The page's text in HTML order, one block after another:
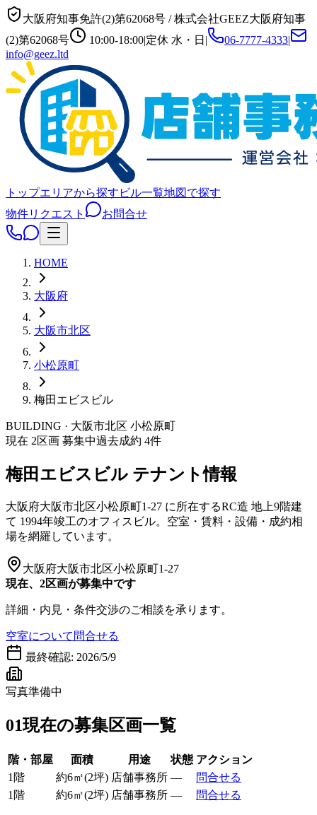
大阪府知事免許(2)第62068号 /株式会社GEEZ大阪府知事
(2)第62068号
10:00-18:00|定休 水・日 | 06-7777-4333|
info@geez.ltd
トップエリアから探す ビル一覧地図で探す
物件リクエスト
お問合せ
HOME
大阪府
大阪市北区
小松原町
梅田エビスビル
BUILDING · 大阪市北区 小松原町
現在 2区画 募集中過去成約 4件
梅田エビスビル テナント情報
大阪府大阪市北区小松原町1-27 に所在するRC造 地上9階建
て 1994年竣工のオフィスビル。空室・賃料・設備・成約相
場を網羅しています。
大阪府大阪市北区小松原町1-27
現在、2区画が募集中です
詳細・内見・条件交渉のご相談を承ります。
空室について問合せる
最終確認: 2026/5/9
写真準備中
01現在の募集区画一覧
階・部屋 面積 用途 状態 アクション
1階
約6㎡(2坪) 店舗事務所 —
問合せる
1階
約6㎡(2坪) 店舗事務所 — 問合せる